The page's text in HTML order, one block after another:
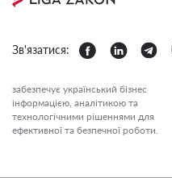
Зв'язатися:
забезпечує український бізнес
інформацією, аналітикою та
технологічними рішеннями для
ефективної та безпечної роботи.